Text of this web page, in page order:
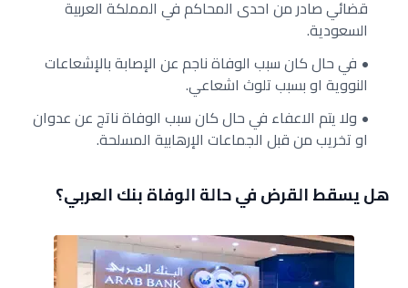
قضائي صادر من احدى المحاكم في المملكة العربية
السعودية.
في حال كان سبب الوفاة ناجم عن الإصابة بالإشعاعات
النووية او بسبب تلوث اشعاعي.
ولا يتم الاعفاء في حال كان سبب الوفاة ناتج عن عدوان
او تخريب من قبل الجماعات الإرهابية المسلحة.
هل يسقط القرض في حالة الوفاة بنك العربي؟